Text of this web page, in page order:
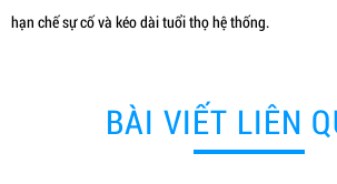
hạn chế sự cố và kéo dài tuổi thọ hệ thống.
BÀI VIẾT LIÊN